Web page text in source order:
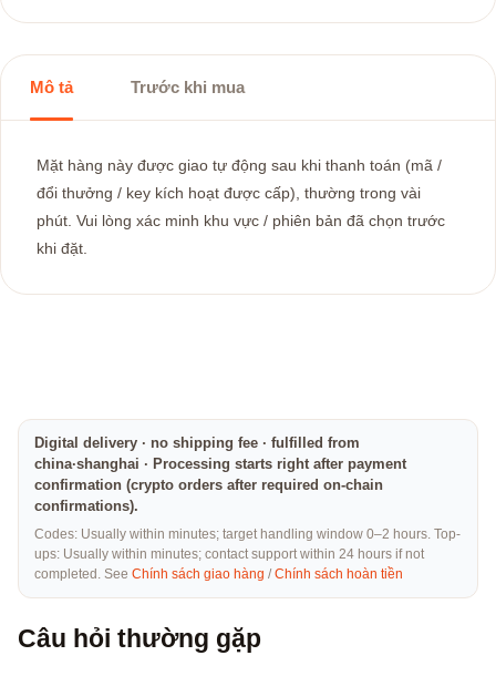
Mô tả Trước khi mua
Mặt hàng này được giao tự động sau khi thanh toán (mã /
đổi thưởng / key kích hoạt được cấp), thường trong vài
phút. Vui lòng xác minh khu vực / phiên bản đã chọn trước
khi đặt.
Digital delivery · no shipping fee · fulfilled from
china·shanghai · Processing starts right after payment
confirmation (crypto orders after required on-chain
confirmations).
Codes: Usually within minutes; target handling window 0–2 hours. Top-
ups: Usually within minutes; contact support within 24 hours if not
completed. See Chính sách giao hàng /Chính sách hoàn tiền
Câu hỏi thường gặp